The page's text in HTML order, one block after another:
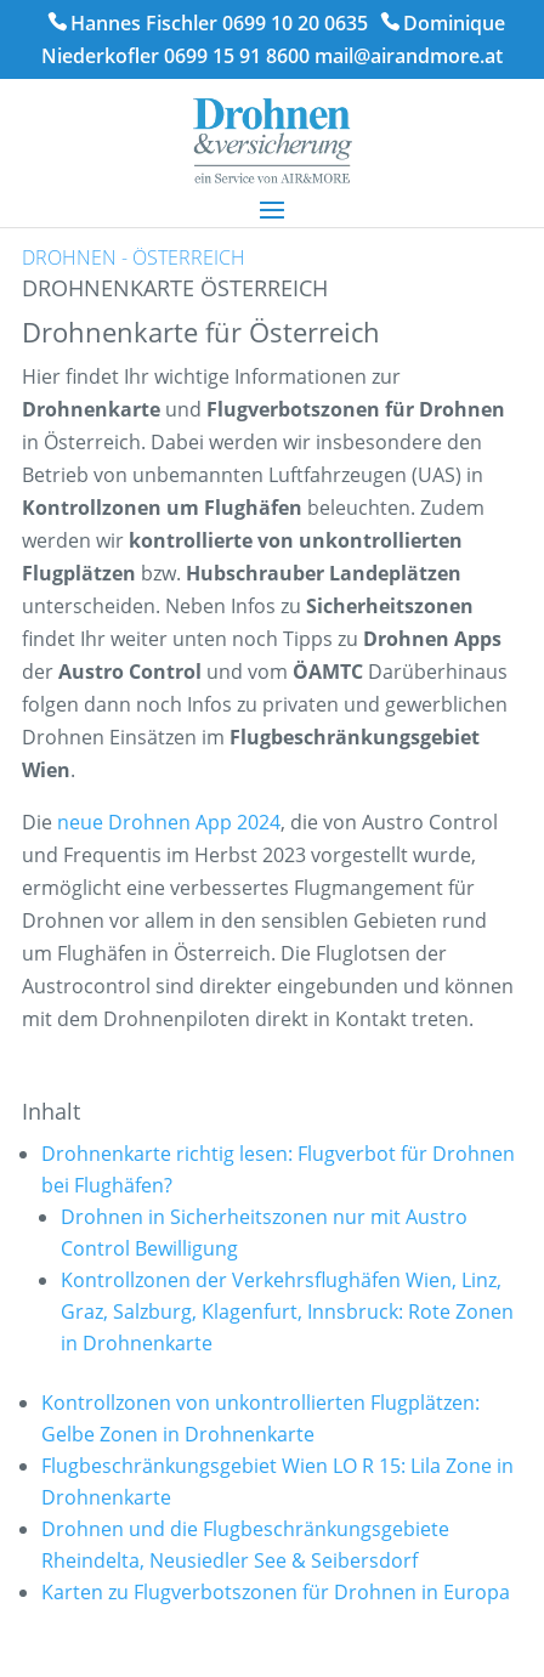
Hannes Fischler 0699 10 20 0635
Dominique
Niederkofler 0699 15 91 8600 mail@airandmore.at
DROHNEN - ÖSTERREICH
DROHNENKARTE ÖSTERREICH
Drohnenkarte für Österreich
Hier findet Ihr wichtige Informationen zur
Drohnenkarteund Flugverbotszonen für Drohnen
in Österreich. Dabei werden wir insbesondere den
Betrieb von unbemannten Luftfahrzeugen (UAS) in
Kontrollzonen um Flughäfen beleuchten. Zudem
werden wir kontrollierte von unkontrollierten
Flugplätzen bzw. Hubschrauber Landeplätzen
unterscheiden. Neben Infos zu Sicherheitszonen
findet Ihr weiter unten noch Tipps zu Drohnen Apps
derAustro Control und vom ÖAMTCDarüberhinaus
folgen dann noch Infos zu privaten und gewerblichen
Drohnen Einsätzen im Flugbeschränkungsgebiet
Wien.
Die neue Drohnen App 2024, die von Austro Control
und Frequentis im Herbst 2023 vorgestellt wurde,
ermöglicht eine verbessertes Flugmangement für
Drohnen vor allem in den sensiblen Gebieten rund
um Flughäfen in Österreich. Die Fluglotsen der
Austrocontrol sind direkter eingebunden und können
mit dem Drohnenpiloten direkt in Kontakt treten.
Inhalt
Drohnenkarte richtig lesen: Flugverbot für Drohnen
bei Flughäfen?
Drohnen in Sicherheitszonen nur mit Austro
Control Bewilligung
Kontrollzonen der Verkehrsflughäfen Wien, Linz,
Graz, Salzburg, Klagenfurt, Innsbruck: Rote Zonen
in Drohnenkarte
Kontrollzonen von unkontrollierten Flugplätzen:
Gelbe Zonen in Drohnenkarte
Flugbeschränkungsgebiet Wien LO R 15: Lila Zone in
Drohnenkarte
Drohnen und die Flugbeschränkungsgebiete
Rheindelta, Neusiedler See & Seibersdorf
Karten zu Flugverbotszonen für Drohnen in Europa